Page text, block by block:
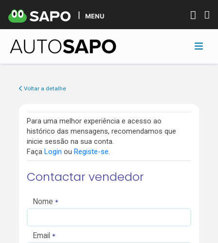
MENU
Voltar a detalhe
Para uma melhor experiência e acesso ao
histórico das mensagens, recomendamos que
inicie sessão na sua conta.
Faça Login ou Registe-se.
Contactar vendedor
Nome
Email